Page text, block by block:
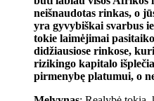
neišnaudotas rinkas, o
yra gyvybiškai svarbus
tokie laimėjimai
didžiausiose rinkose,
rizikingo kapitalo
pirmenybę platumui, o